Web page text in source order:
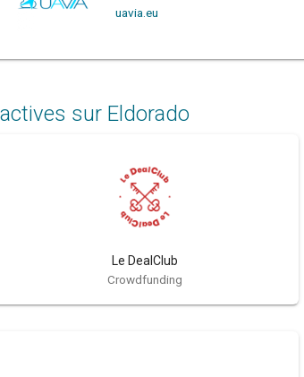
uavia.eu
sur Eldorado
Le DealClub
Crowdfunding